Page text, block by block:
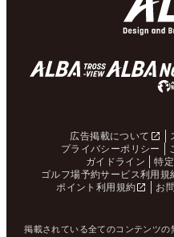
広告掲載について
プライバシーポリシー
ガイドライン
特
ゴルフ場予約サービス利用規
ポイント利用規約
お
掲載されている全てのコンテンツ